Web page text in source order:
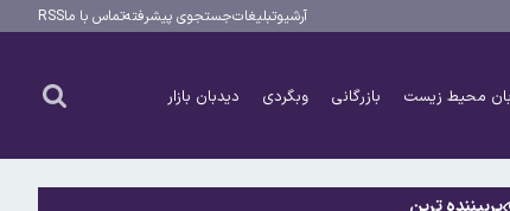
آرشیوتبلیغاتجستجوی پیشرفتهتماس با ماRSS
محیط زیست بازرگانی وبگردی دیدبان بازار